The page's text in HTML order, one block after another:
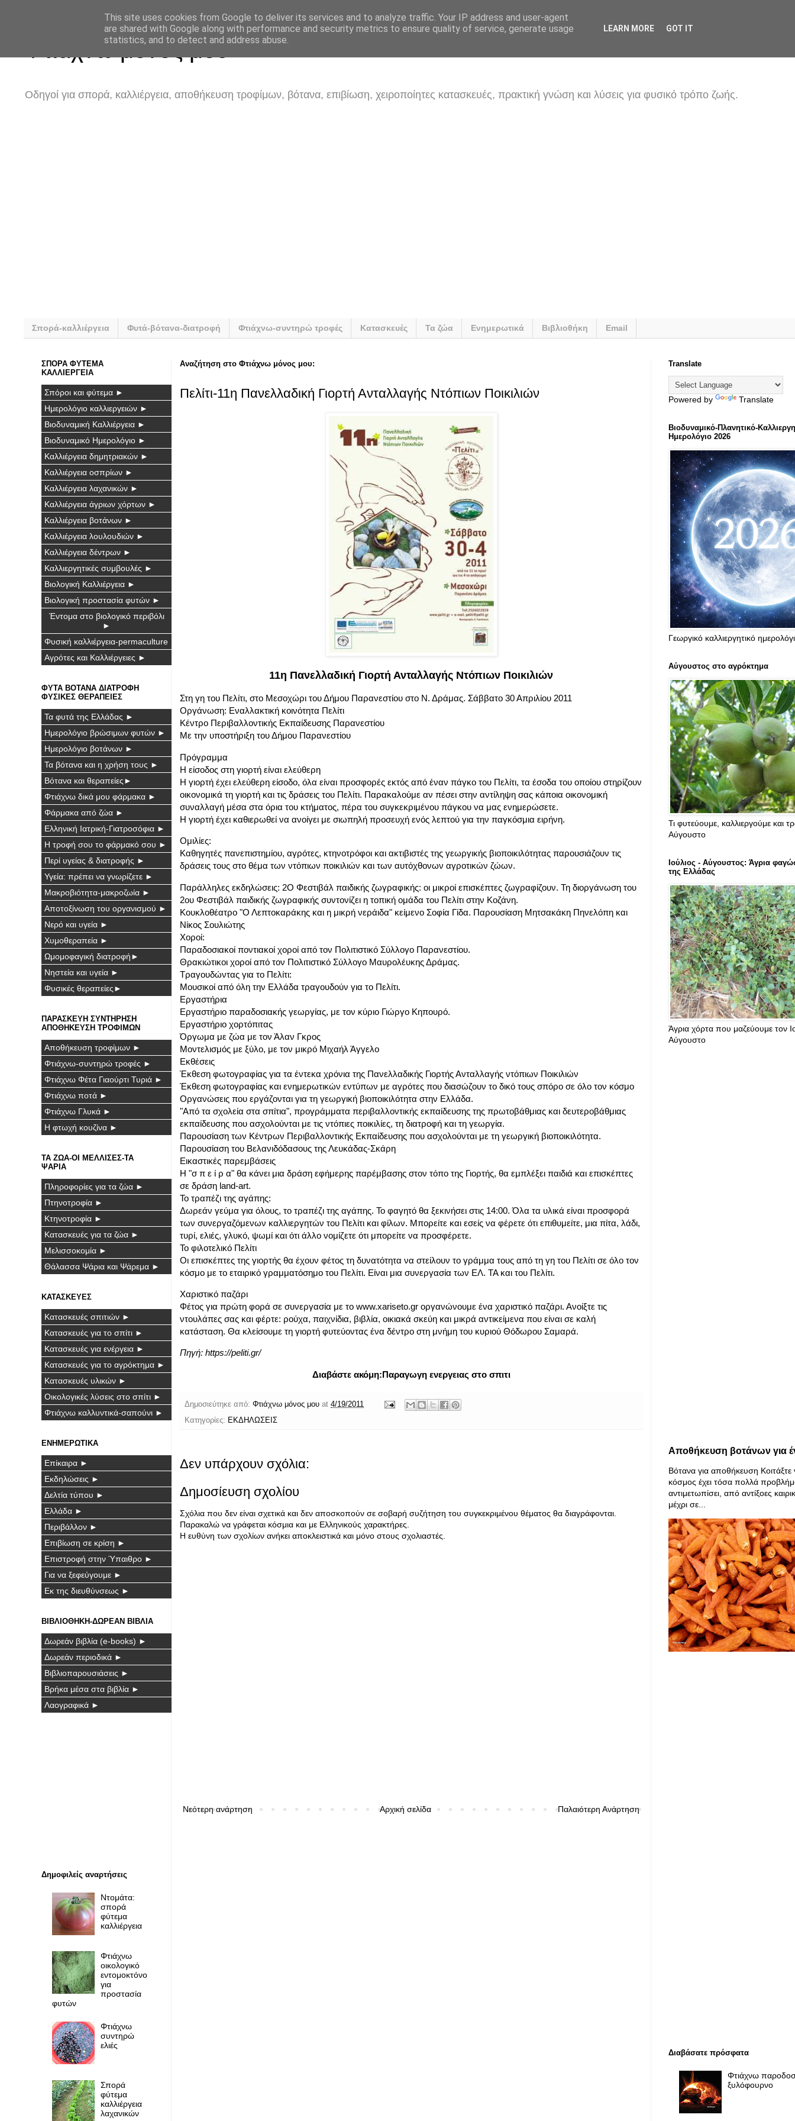
Φτιάχνω μόνος μου
Οδηγοί για σπορά, καλλιέργεια, αποθήκευση τροφίμων, βότανα, επιβίωση, χειροποίητες κατασκευές, πρακτική γνώση και λύσεις για φυσικό τρόπο ζωής.
Σπορά-καλλιέργεια Φυτά-βότανα-διατροφή Φτιάχνω-συντηρώ τροφές Κατασκευές Τα ζώα Ενημερωτικά Βιβλιοθήκη Email
Αναζήτηση στο Φτιάχνω μόνος μου:
Πελίτι-11η Πανελλαδική Γιορτή Ανταλλαγής Ντόπιων Ποικιλιών
11η Πανελλαδική Γιορτή Ανταλλαγής Ντόπιων Ποικιλιών
Στη γη του Πελίτι, στο Μεσοχώρι του Δήμου Παρανεστίου στο Ν. Δράμας. Σάββατο 30 Απριλίου 2011
Οργάνωση: Εναλλακτική κοινότητα Πελίτι
Κέντρο Περιβαλλοντικής Εκπαίδευσης Παρανεστίου
Με την υποστήριξη του Δήμου Παρανεστίου
Πρόγραμμα
Η είσοδος στη γιορτή είναι ελεύθερη
Η γιορτή έχει ελεύθερη είσοδο, όλα είναι προσφορές εκτός από έναν πάγκο του Πελίτι, τα έσοδα του οποίου στηρίζουν
οικονομικά τη γιορτή και τις δράσεις του Πελίτι. Παρακαλούμε αν πέσει στην αντίληψη σας κάποια οικονομική
συναλλαγή μέσα στα όρια του κτήματος, πέρα του συγκεκριμένου πάγκου να μας ενημερώσετε.
Η γιορτή έχει καθιερωθεί να ανοίγει με σιωπηλή προσευχή ενός λεπτού για την παγκόσμια ειρήνη.
Ομιλίες:
Καθηγητές πανεπιστημίου, αγρότες, κτηνοτρόφοι και ακτιβιστές της γεωργικής βιοποικιλότητας παρουσιάζουν τις
δράσεις τους στο θέμα των ντόπιων ποικιλιών και των αυτόχθονων αγροτικών ζώων.
Παράλληλες εκδηλώσεις: 2O Φεστιβάλ παιδικής ζωγραφικής: οι μικροί επισκέπτες ζωγραφίζουν. Τη διοργάνωση του
2ου Φεστιβάλ παιδικής ζωγραφικής συντονίζει η τοπική ομάδα του Πελίτι στην Κοζάνη.
Κουκλοθέατρο "Ο Λεπτοκαράκης και η μικρή νεράιδα" κείμενο Σοφία Γίδα. Παρουσίαση Μητσακάκη Πηνελόπη και
Νίκος Σουλιώτης
Χοροί:
Παραδοσιακοί ποντιακοί χοροί από τον Πολιτιστικό Σύλλογο Παρανεστίου.
Θρακιώτικοι χοροί από τον Πολιτιστικό Σύλλογο Μαυρολέυκης Δράμας.
Τραγουδώντας για το Πελίτι:
Μουσικοί από όλη την Ελλάδα τραγουδούν για το Πελίτι.
Εργαστήρια
Εργαστήριο παραδοσιακής γεωργίας, με τον κύριο Γιώργο Κηπουρό.
Εργαστήριο χορτόπιτας
Όργωμα με ζώα με τον Άλαν Γκρος
Μοντελισμός με ξύλο, με τον μικρό Μιχαήλ Άγγελο
Εκθέσεις
Έκθεση φωτογραφίας για τα έντεκα χρόνια της Πανελλαδικής Γιορτής Ανταλλαγής ντόπιων Ποικιλιών
Έκθεση φωτογραφίας και ενημερωτικών εντύπων με αγρότες που διασώζουν το δικό τους σπόρο σε όλο τον κόσμο
Οργανώσεις που εργάζονται για τη γεωργική βιοποικιλότητα στην Ελλάδα.
"Από τα σχολεία στα σπίτια", προγράμματα περιβαλλοντικής εκπαίδευσης της πρωτοβάθμιας και δευτεροβάθμιας
εκπαίδευσης που ασχολούνται με τις ντόπιες ποικιλίες, τη διατροφή και τη γεωργία.
Παρουσίαση των Κέντρων Περιβαλλοντικής Εκπαίδευσης που ασχολούνται με τη γεωργική βιοποικιλότητα.
Παρουσίαση του Βελανιδόδασους της Λευκάδας-Σκάρη
Εικαστικές παρεμβάσεις
Η "σ π ε ί ρ α" θα κάνει μια δράση εφήμερης παρέμβασης στον τόπο της Γιορτής, θα εμπλέξει παιδιά και επισκέπτες
σε δράση land-art.
Το τραπέζι της αγάπης:
Δωρεάν γεύμα για όλους, το τραπέζι της αγάπης. Το φαγητό θα ξεκινήσει στις 14:00. Όλα τα υλικά είναι προσφορά
των συνεργαζόμενων καλλιεργητών του Πελίτι και φίλων. Μπορείτε και εσείς να φέρετε ότι επιθυμείτε, μια πίτα, λάδι,
τυρί, ελιές, γλυκό, ψωμί και ότι άλλο νομίζετε ότι μπορείτε να προσφέρετε.
Το φιλοτελικό Πελίτι
Οι επισκέπτες της γιορτής θα έχουν φέτος τη δυνατότητα να στείλουν το γράμμα τους από τη γη του Πελίτι σε όλο τον
κόσμο με το εταιρικό γραμματόσημο του Πελίτι. Είναι μια συνεργασία των ΕΛ. ΤΑ και του Πελίτι.
Χαριστικό παζάρι
Φέτος για πρώτη φορά σε συνεργασία με το www.xariseto.gr οργανώνουμε ένα χαριστικό παζάρι. Ανοίξτε τις
ντουλάπες σας και φέρτε: ρούχα, παιχνίδια, βιβλία, οικιακά σκεύη και μικρά αντικείμενα που είναι σε καλή
κατάσταση. Θα κλείσουμε τη γιορτή φυτεύοντας ένα δέντρο στη μνήμη του κυριού Θόδωρου Σαμαρά.
Πηγή: https://peliti.gr/
Διαβάστε ακόμη:Παραγωγη ενεργειας στο σπιτι
Δημοσιεύτηκε από: Φτιάχνω μόνος μου at 4/19/2011
Κατηγορίες: ΕΚΔΗΛΩΣΕΙΣ
Δεν υπάρχουν σχόλια:
Δημοσίευση σχολίου
Σχόλια που δεν είναι σχετικά και δεν αποσκοπούν σε σοβαρή συζήτηση του συγκεκριμένου θέματος θα διαγράφονται.
Παρακαλώ να γράφεται κόσμια και με Ελληνικούς χαρακτήρες.
Η ευθύνη των σχολίων ανήκει αποκλειστικά και μόνο στους σχολιαστές.
Νεότερη ανάρτηση Παλαιότερη Ανάρτηση
Αρχική σελίδα
ΣΠΟΡΑ ΦΥΤΕΜΑ
ΚΑΛΛΙΕΡΓΕΙΑ
Σπόροι και φύτεμα ►
Ημερολόγιο καλλιεργειών ►
Βιοδυναμική Καλλιέργεια ►
Βιοδυναμικό Ημερολόγιο ►
Καλλιέργεια δημητριακών ►
Καλλιέργεια οσπρίων ►
Καλλιέργεια λαχανικών ►
Καλλιέργεια άγριων χόρτων ►
Καλλιέργεια βοτάνων ►
Καλλιέργεια λουλουδιών ►
Καλλιέργεια δέντρων ►
Καλλιεργητικές συμβουλές ►
Βιολογική Καλλιέργεια ►
Βιολογική προστασία φυτών ►
Έντομα στο βιολογικό περιβόλι
►
Φυσική καλλιέργεια-permaculture
Αγρότες και Καλλιέργειες ►
ΦΥΤΑ ΒΟΤΑΝΑ ΔΙΑΤΡΟΦΗ
ΦΥΣΙΚΕΣ ΘΕΡΑΠΕΙΕΣ
Τα φυτά της Ελλάδας ►
Ημερολόγιο βρώσιμων φυτών ►
Ημερολόγιο βοτάνων ►
Τα βότανα και η χρήση τους ►
Βότανα και θεραπείες►
Φτιάχνω δικά μου φάρμακα ►
Φάρμακα από ζώα ►
Ελληνική Ιατρική-Γιατροσόφια ►
Η τροφή σου το φάρμακό σου ►
Περί υγείας & διατροφής ►
Υγεία: πρέπει να γνωρίζετε ►
Μακροβιότητα-μακροζωία ►
Αποτοξίνωση του οργανισμού ►
Νερό και υγεία ►
Χυμοθεραπεία ►
Ωμομοφαγική διατροφή►
Νηστεία και υγεία ►
Φυσικές θεραπείες►
ΠΑΡΑΣΚΕΥΗ ΣΥΝΤΗΡΗΣΗ
ΑΠΟΘΗΚΕΥΣΗ ΤΡΟΦΙΜΩΝ
Αποθήκευση τροφίμων ►
Φτιάχνω-συντηρώ τροφές ►
Φτιάχνω Φέτα Γιαούρτι Τυριά ►
Φτιάχνω ποτά ►
Φτιάχνω Γλυκά ►
Η φτωχή κουζίνα ►
ΤΑ ΖΩΑ-ΟΙ ΜΕΛΛΙΣΕΣ-ΤΑ
ΨΑΡΙΑ
Πληροφορίες για τα ζώα ►
Πτηνοτροφία ►
Κτηνοτροφία ►
Κατασκευές για τα ζώα ►
Μελισσοκομία ►
Θάλασσα Ψάρια και Ψάρεμα ►
ΚΑΤΑΣΚΕΥΕΣ
Κατασκευές σπιτιών ►
Κατασκευές για το σπίτι ►
Κατασκευές για ενέργεια ►
Κατασκευές για το αγρόκτημα ►
Κατασκευές υλικών ►
Οικολογικές λύσεις στο σπίτι ►
Φτιάχνω καλλυντικά-σαπούνι ►
ΕΝΗΜΕΡΩΤΙΚΑ
Επίκαιρα ►
Εκδηλώσεις ►
Δελτία τύπου ►
Ελλάδα ►
Περιβάλλον ►
Επιβίωση σε κρίση ►
Επιστροφή στην Ύπαιθρο ►
Για να ξεφεύγουμε ►
Εκ της διευθύνσεως ►
ΒΙΒΛΙΟΘΗΚΗ-ΔΩΡΕΑΝ ΒΙΒΛΙΑ
Δωρεάν βιβλία (e-books) ►
Δωρεάν περιοδικά ►
Βιβλιοπαρουσιάσεις ►
Βρήκα μέσα στα βιβλία ►
Λαογραφικά ►
Δημοφιλείς αναρτήσεις
Ντομάτα:
σπορά
φύτεμα
καλλιέργεια
Φτιάχνω
οικολογικό
εντομοκτόνο
για
προστασία
φυτών
Φτιάχνω
συντηρώ
ελιές
Σπορά
φύτεμα
καλλιέργεια
λαχανικών
Translate
Powered by Translate
Βιοδυναμικό-Πλανητικό-
Ημερολόγιο 2026
Γεωργικό καλλιεργητικό
Αύγουστος στο αγρόκτημα
Τι φυτεύουμε, καλλιεργούμε και
Αύγουστο
Ιούλιος - Αύγουστος: Άγρια
της Ελλάδας
Άγρια χόρτα που μαζεύουμε τον
Αύγουστο
Αποθήκευση βοτάνων για
Βότανα για αποθήκευση
κόσμος έχει τόσα πολλά
αντιμετωπίσει, από αντίξοες
μέχρι σε...
Διαβάσατε πρόσφατα
Φτιάχνω
ξυλόφουρνο
This site uses cookies from Google to deliver its services and to analyze traffic. Your IP address and user-agent
are shared with Google along with performance and security metrics to ensure quality of service, generate usage
statistics, and to detect and address abuse.
LEARN MORE GOT IT